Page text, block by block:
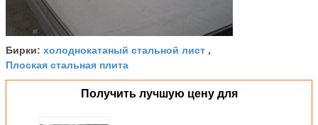
Бирки: холоднокатаный стальной лист ,
Плоская стальная плита
Получить лучшую цену для